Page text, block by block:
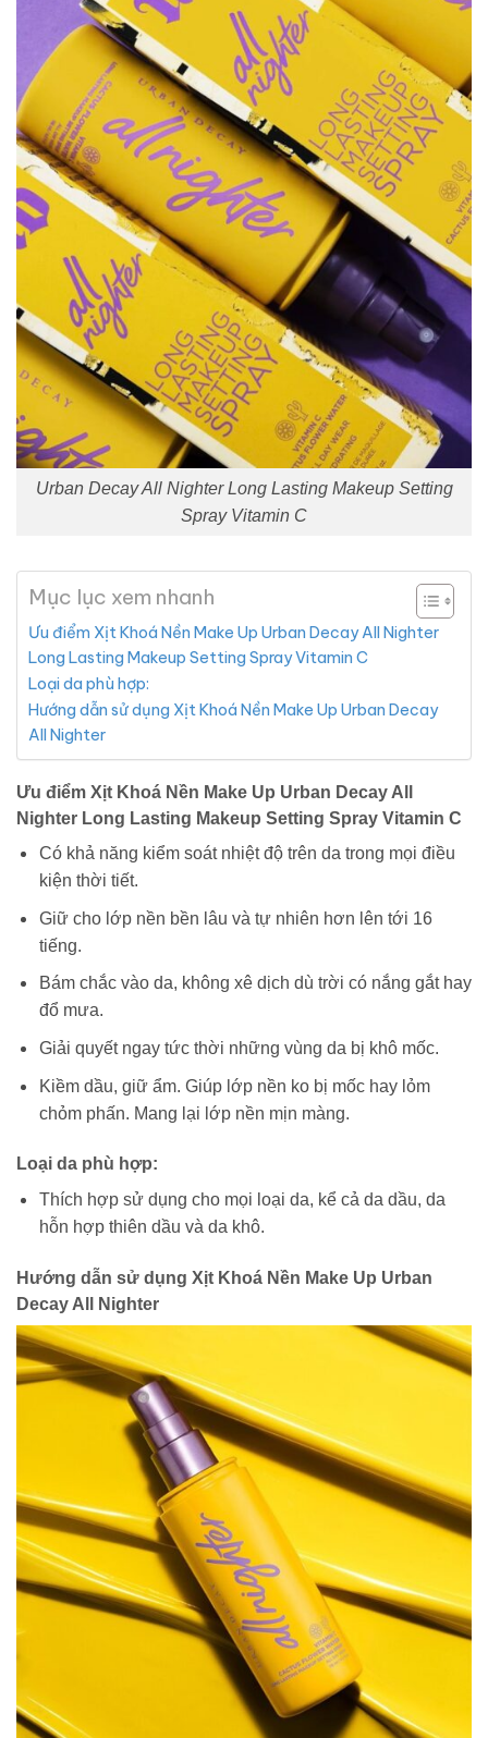
Urban Decay All Nighter Long Lasting Makeup Setting
Spray Vitamin C
Mục lục xem nhanh
Ưu điểm Xịt Khoá Nền Make Up Urban Decay All Nighter
Long Lasting Makeup Setting Spray Vitamin C
Loại da phù hợp:
Hướng dẫn sử dụng Xịt Khoá Nền Make Up Urban Decay
All Nighter
Ưu điểm Xịt Khoá Nền Make Up Urban Decay All
Nighter Long Lasting Makeup Setting Spray Vitamin C
Có khả năng kiểm soát nhiệt độ trên da trong mọi điều
kiện thời tiết.
Giữ cho lớp nền bền lâu và tự nhiên hơn lên tới 16
tiếng.
Bám chắc vào da, không xê dịch dù trời có nắng gắt hay
đổ mưa.
Giải quyết ngay tức thời những vùng da bị khô mốc.
Kiềm dầu, giữ ẩm. Giúp lớp nền ko bị mốc hay lỏm
chỏm phấn. Mang lại lớp nền mịn màng.
Loại da phù hợp:
Thích hợp sử dụng cho mọi loại da, kể cả da dầu, da
hỗn hợp thiên dầu và da khô.
Hướng dẫn sử dụng Xịt Khoá Nền Make Up Urban
Decay All Nighter